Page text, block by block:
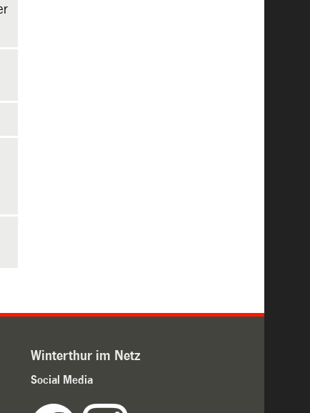
Winterthur im Netz
Social Media